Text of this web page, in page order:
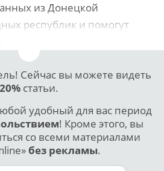
из Донецкой
республик и помогут
Сейчас вы можете видеть
20% статьи.
удобный для вас период
! Кроме этого, вы
со всеми материалами
без рекламы.